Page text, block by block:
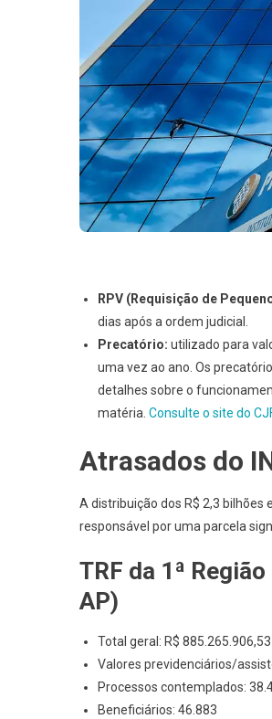
RPV (Requisição de
dias após a ordem judicial.
Precatório: utilizado para
uma vez ao ano. Os
detalhes sobre o
matéria. Consulte o site do
Atrasados do
A distribuição dos R$ 2,3 bilhões
responsável por uma parcela
TRF da 1ª Região
AP)
Total geral: R$ 885.265.906,53
Valores previdenciários/
Processos contemplados:
Beneficiários: 46.883